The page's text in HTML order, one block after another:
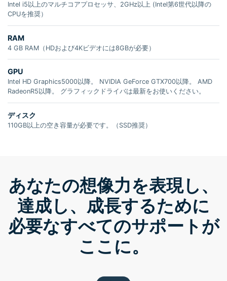
Intel i5以上のマルチコアプロセッサ、2GHz以上 (Intel第6世代以降の
CPUを推奨）
RAM
4 GB RAM（HDおよび4Kビデオには8GBが必要）
GPU
Intel HD Graphics5000以降。 NVIDIA GeForce GTX700以降。 AMD
RadeonR5以降。 グラフィックドライバは最新をお使いください。
ディスク
110GB以上の空き容量が必要です。（SSD推奨）
あなたの想像力を表現し、
達成し、成長するために
必要なすべてのサポートが
ここに。